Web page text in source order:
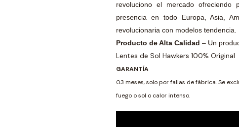
revoluciono el mercado
presencia en todo Europa, Asia,
revolucionaria con modelos tendencia.
Producto de Alta Calidad – Un
Lentes de Sol Hawkers 100% Original
GARANTÍA
03 meses, solo por fallas de fábrica. Se
fuego o sol o calor intenso.